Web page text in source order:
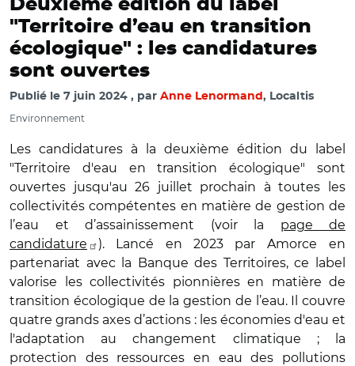
Deuxième édition du label
"Territoire d’eau en transition
écologique" : les candidatures
sont ouvertes
Publié le 7 juin 2024 par Anne Lenormand , Localtis
Environnement
Les candidatures à la deuxième édition du label
"Territoire d'eau en transition écologique" sont
ouvertes jusqu'au 26 juillet prochain à toutes les
collectivités compétentes en matière de gestion de
l’eau et d’assainissement (voir la page de
candidature
). Lancé en 2023 par Amorce
en
partenariat avec la Banque des Territoires, ce label
valorise les collectivités pionnières en matière de
transition écologique de la gestion de l’eau. Il couvre
quatre grands axes d’actions : les économies d'eau et
l'adaptation au changement climatique ; la
protection des ressources en eau des pollutions